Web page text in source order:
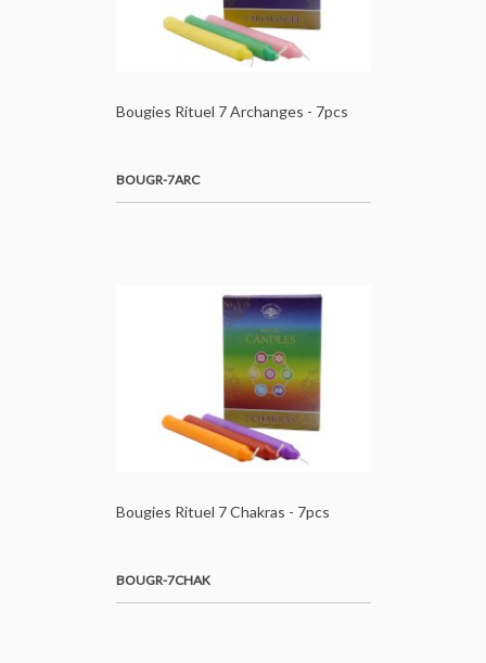
Bougies Rituel 7 Archanges - 7pcs
BOUGR-7ARC
Bougies Rituel 7 Chakras - 7pcs
BOUGR-7CHAK